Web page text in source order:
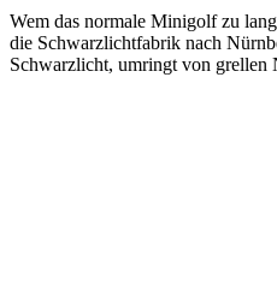
Wem das normale Minigolf zu
die Schwarzlichtfabrik nach
Schwarzlicht, umringt von